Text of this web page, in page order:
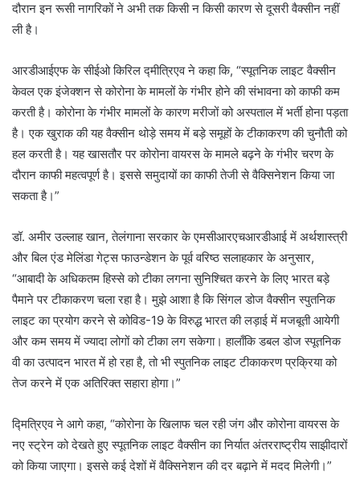
दौरान इन रूसी नागरिकों ने अभी तक किसी न किसी कारण से दूसरी वैक्सीन नहीं
ली है।
आरडीआईएफ के सीईओ किरिल द्मीत्रिएव ने कहा कि, “स्पूतनिक लाइट वैक्सीन
केवल एक इंजेक्शन से कोरोना के मामलों के गंभीर होने की संभावना को काफी कम
करती है। कोरोना के गंभीर मामलों के कारण मरीजों को अस्पताल में भर्ती होना पड़ता
है। एक खुराक की यह वैक्सीन थोड़े समय में बड़े समूहों के टीकाकरण की चुनौती को
हल करती है। यह खासतौर पर कोरोना वायरस के मामले बढ़ने के गंभीर चरण के
दौरान काफी महत्वपूर्ण है। इससे समुदायों का काफी तेजी से वैक्सिनेशन किया जा
सकता है।”
डॉ. अमीर उल्लाह खान, तेलंगाना सरकार के एमसीआरएचआरडीआई में अर्थशास्त्री
और बिल एंड मेलिंडा गेट्स फाउन्डेशन के पूर्व वरिष्ठ सलाहकार के अनुसार,
“आबादी के अधिकतम हिस्से को टीका लगना सुनिश्चित करने के लिए भारत बड़े
पैमाने पर टीकाकरण चला रहा है। मुझे आशा है कि सिंगल डोज वैक्सीन स्पुतनिक
लाइट का प्रयोग करने से कोविड-19 के विरुद्ध भारत की लड़ाई में मजबूती आयेगी
और कम समय में ज्यादा लोगों को टीका लग सकेगा। हालाँकि डबल डोज स्पूतनिक
वी का उत्पादन भारत में हो रहा है, तो भी स्पुतनिक लाइट टीकाकरण प्रक्रिया को
तेज करने में एक अतिरिक्त सहारा होगा।”
द्मित्रिएव ने आगे कहा, “कोरोना के खिलाफ चल रही जंग और कोरोना वायरस के
नए स्ट्रेन को देखते हुए स्पूतनिक लाइट वैक्सीन का निर्यात अंतरराष्ट्रीय साझीदारों
को किया जाएगा। इससे कई देशों में वैक्सिनेशन की दर बढ़ाने में मदद मिलेगी।”